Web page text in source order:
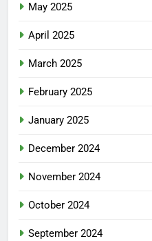
May 2025
April 2025
March 2025
February 2025
January 2025
December 2024
November 2024
October 2024
September 2024